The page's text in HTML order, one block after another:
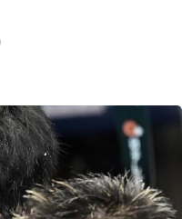
に
い
挨
最
情
合
選